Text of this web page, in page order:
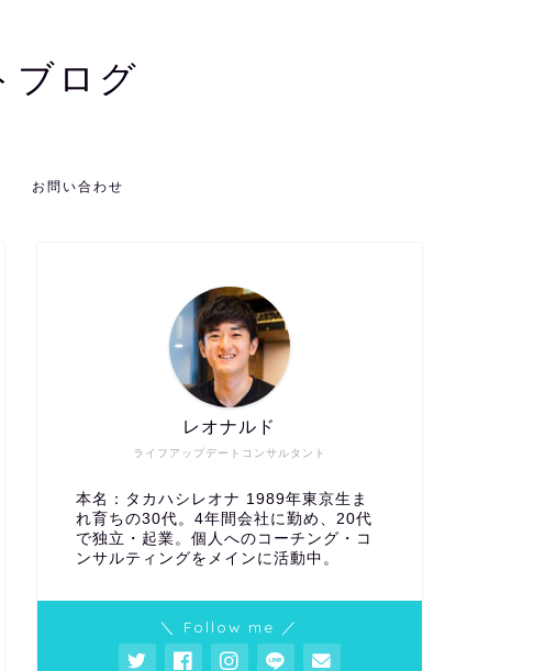
ブログ
お問い合わせ
ライフアップデートコンサルタント
レオナルド
本名：タカハシレオナ 1989年東京生ま
れ育ちの30代。4年間会社に勤め、20代
で独立・起業。個人へのコーチング・コ
ンサルティングをメインに活動中。
＼ Follow me ／